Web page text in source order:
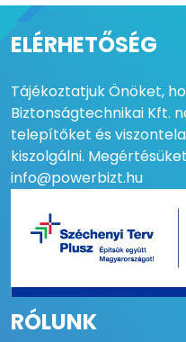
MECHANIKAI MÉRETEK
SZÉLESSÉG X MÉLYSÉG)
INFRASUGÁR
HULLÁMHOSSZ
TÖMEG
ELÉRHETŐSÉG
Tájékoztatjuk Önöket,
Biztonságtechnikai Kft.
telepítőket és
kiszolgálni.
info@powerbizt.hu
RÓLUNK